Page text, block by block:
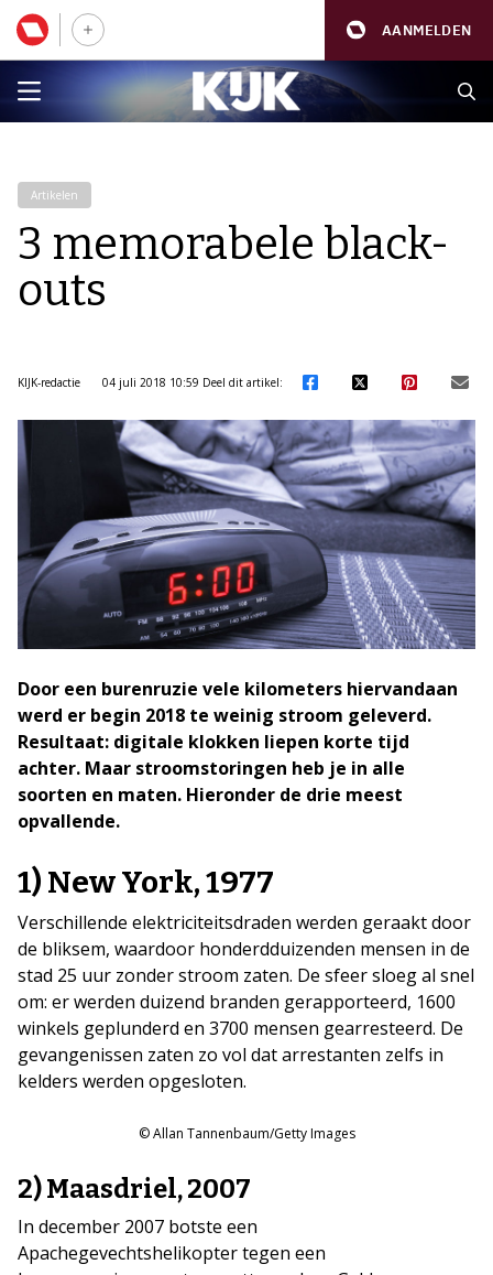
AANMELDEN
Artikelen
3 memorabele black-
outs
KIJK-redactie 04 juli 2018 10:59 Deel dit artikel:
Door een burenruzie vele kilometers hiervandaan
werd er begin 2018 te weinig stroom geleverd.
Resultaat: digitale klokken liepen korte tijd
achter. Maar stroomstoringen heb je in alle
soorten en maten. Hieronder de drie meest
opvallende.
1) New York, 1977
Verschillende elektriciteitsdraden werden geraakt door
de bliksem, waardoor honderdduizenden mensen in de
stad 25 uur zonder stroom zaten. De sfeer sloeg al snel
om: er werden duizend branden gerapporteerd, 1600
winkels geplunderd en 3700 mensen gearresteerd. De
gevangenissen zaten zo vol dat arrestanten zelfs in
kelders werden opgesloten.
© Allan Tannenbaum/Getty Images
2) Maasdriel, 2007
In december 2007 botste een
Apachegevechtshelikopter tegen een